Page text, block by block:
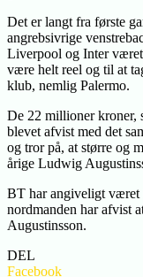
Det er langt fra første
angrebsivrige
Liverpool og Inter været
være helt reel og til at
klub, nemlig Palermo.
De 22 millioner kroner,
blevet afvist med det
og tror på, at større og
årige Ludwig
BT har angiveligt været
nordmanden har afvist
Augustinsson.
DEL
Facebook